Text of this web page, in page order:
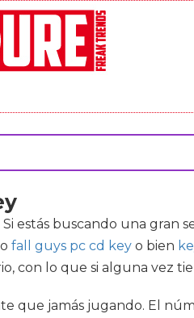
Si estás buscando una gran
fall guys pc cd key o bien
con lo que si alguna vez
que jamás jugando. El